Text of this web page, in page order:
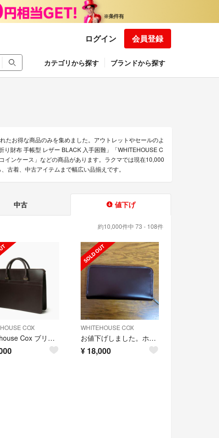
ログイン 会員登録
カテゴリから探す ブランドから探す
たお得な商品のみを集めました。アウトレットやセールのよ
財布 手帳型 レザー BLACK 入手困難」「WHITEHOUSE C
ンケース」などの商品があります。ラクマでは現在10,000
古着、中古アイテムまで幅広い品揃えです。
中古 値下げ
約10,000件中 73 - 108件
COX
Whitehouse Cox ブリーフケース
WHITEHOUSE COX
お値下げしました。ホワイトコックス長財布
¥ 18,000